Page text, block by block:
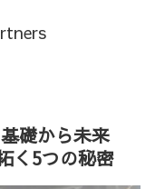
礎から未来
く5つの秘密